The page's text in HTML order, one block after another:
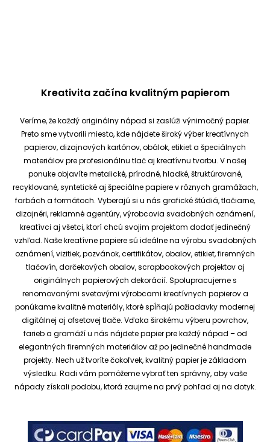
Kreativita začína kvalitným papierom
Veríme, že každý originálny nápad si zaslúži výnimočný papier.
Preto sme vytvorili miesto, kde nájdete široký výber kreatívnych
papierov, dizajnových kartónov, obálok, etikiet a špeciálnych
materiálov pre profesionálnu tlač aj kreatívnu tvorbu. V našej
ponuke objavíte metalické, prírodné, hladké, štruktúrované,
recyklované, syntetické aj špeciálne papiere v rôznych gramážach,
farbách a formátoch. Vyberajú si u nás grafické štúdiá, tlačiarne,
dizajnéri, reklamné agentúry, výrobcovia svadobných oznámení,
kreatívci aj všetci, ktorí chcú svojim projektom dodať jedinečný
vzhľad. Naše kreatívne papiere sú ideálne na výrobu svadobných
oznámení, vizitiek, pozvánok, certifikátov, obalov, etikiet, firemných
tlačovín, darčekových obalov, scrapbookových projektov aj
originálnych papierových dekorácií. Spolupracujeme s
renomovanými svetovými výrobcami kreatívnych papierov a
ponúkame kvalitné materiály, ktoré spĺňajú požiadavky modernej
digitálnej aj ofsetovej tlače. Vďaka širokému výberu povrchov,
farieb a gramáží u nás nájdete papier pre každý nápad – od
elegantných firemných materiálov až po jedinečné handmade
projekty. Nech už tvoríte čokoľvek, kvalitný papier je základom
výsledku. Radi vám pomôžeme vybrať ten správny, aby vaše
nápady získali podobu, ktorá zaujme na prvý pohľad aj na dotyk.